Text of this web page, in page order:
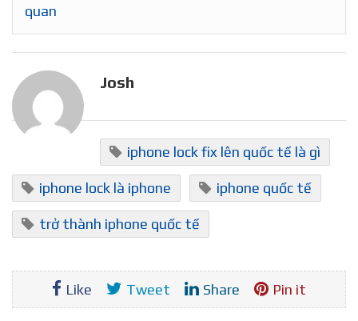
quan
Josh
iphone lock fix lên quốc tế là gì
iphone lock là iphone iphone quốc tế
trở thành iphone quốc tế
Like Tweet Share Pin it